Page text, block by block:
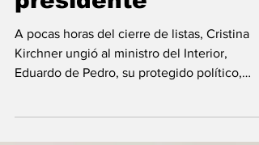
candidato a
presidente
A pocas horas del cierre de listas, Cristina
Eduardo de Pedro, su protegido político,